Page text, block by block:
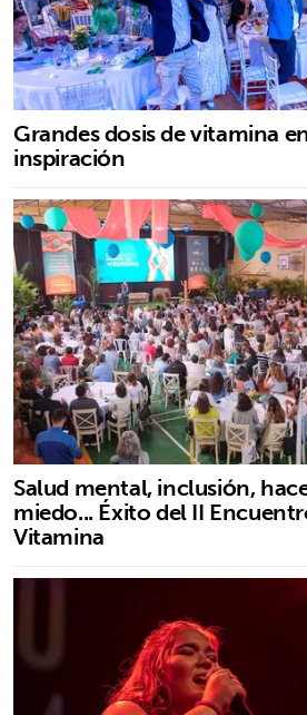
Grandes dosis de vitamina
inspiración
Salud mental, inclusión,
miedo... Éxito del II
Vitamina